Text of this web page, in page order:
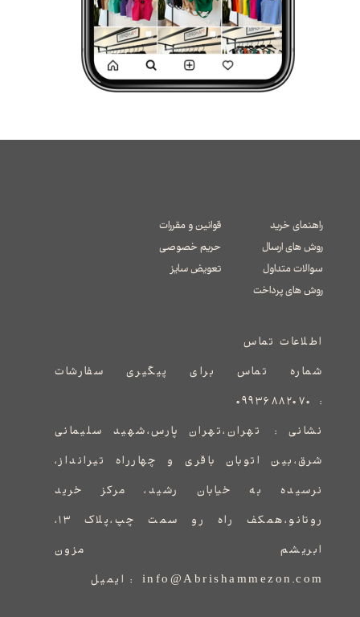
راهنمای خرید
روش های ارسال
سوالات متداول
​​​​​​​روش های پرداخت
قوانین و مقررات
حریم خصوصی
تعویض سایز
اطلاعات تماس
شماره تماس برای پیگیری سفارشات
: ۰۹۹۳۶۸۸۲۰۷۰
نشانی : ​​​​​​​​​​​​​​تهران،تهران پارس،شهید سلیمانی
شرق،بین اتوبان باقری و چهارراه تیرانداز،
نرسیده به خیابان رشید، مرکز خرید
روتانو،همکف راه رو سمت چپ،پلاک ۱۳،
ابریشم مزون
info@Abrishammezon.com : ایمیل